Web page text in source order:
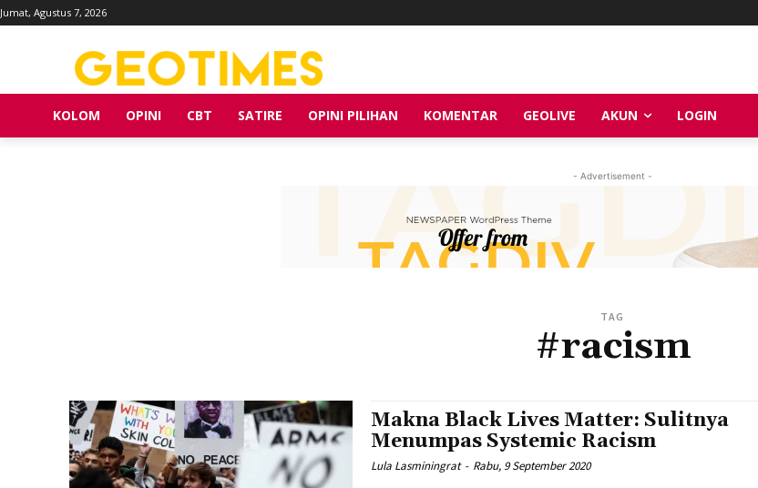
Jumat, Agustus 7, 2026
KOLOM OPINI CBT SATIRE OPINI PILIHAN KOMENTAR GEOLIVE AKUN LOGIN
- Advertisement -
TAG
#racism
Makna Black Lives Matter: Sulitnya
Menumpas Systemic Racism
Lula Lasminingrat - Rabu, 9 September 2020